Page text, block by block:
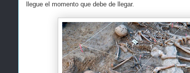
llegue el momento que debe de llegar.